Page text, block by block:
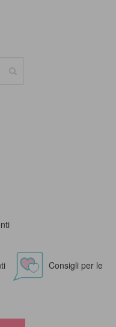
Consigli per le